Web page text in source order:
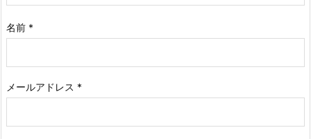
名前 *
メールアドレス *